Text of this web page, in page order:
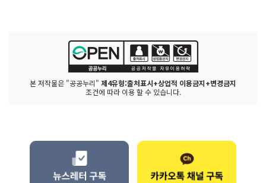
본 저작물은 "공공누리" 제4유형:출처표시+상업적 이용금지+변경금지
조건에 따라 이용 할 수 있습니다.